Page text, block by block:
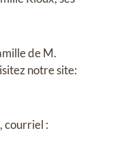
de M.
notre site:
courriel :